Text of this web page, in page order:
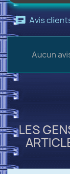
Avis
Aucun
LES